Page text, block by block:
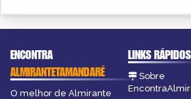
ENCONTRA
ALMIRANTETAMANDARÉ
O melhor de Almirante
LINKS RÁPIDOS
Sobre